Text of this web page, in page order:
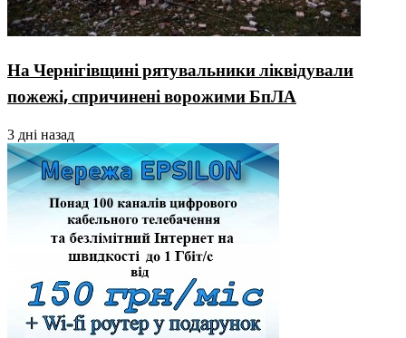
На Чернігівщині рятувальники ліквідували
пожежі, спричинені ворожими БпЛА
3 дні назад